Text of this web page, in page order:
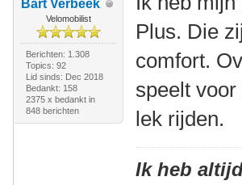
Bart Verbeek
Velomobilist
Berichten: 1.308
Topics: 92
Lid sinds: Dec 2018
Bedankt: 158
2375 x bedankt in
848 berichten
Plus. Die
comfort.
speelt
lek rijden.
Ik heb